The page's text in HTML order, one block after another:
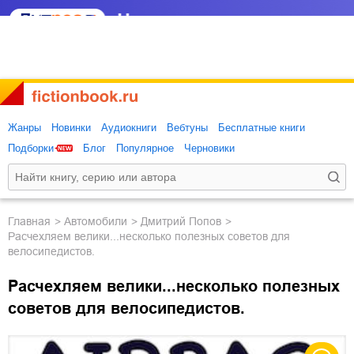
Жанры Новинки Аудиокниги Вебтуны
Бесплатные книги
Подборки
Блог Популярное Черновики
Главная автомобили
Дмитрий Попов
Расчехляем велики...несколько полезных советов для
велосипедистов.
Расчехляем велики...несколько полезных
советов для велосипедистов.